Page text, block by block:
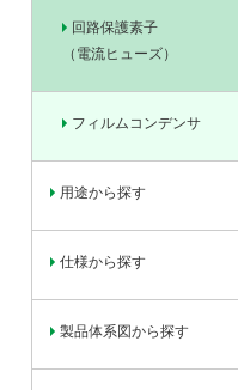
回路保護素子
（電流ヒューズ）
フィルムコンデンサ
用途から探す
仕様から探す
製品体系図から探す